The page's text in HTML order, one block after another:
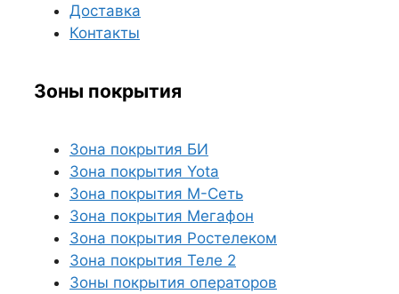
Доставка
Контакты
Зоны покрытия
Зона покрытия БИ
Зона покрытия Yota
Зона покрытия М-Сеть
Зона покрытия Мегафон
Зона покрытия Ростелеком
Зона покрытия Теле 2
Зоны покрытия операторов